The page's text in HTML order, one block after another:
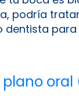
podría
dentista
plano